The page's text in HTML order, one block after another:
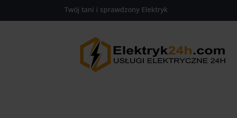
https://www.elektryk24h.comTwój tani i sprawdzony Elektryk